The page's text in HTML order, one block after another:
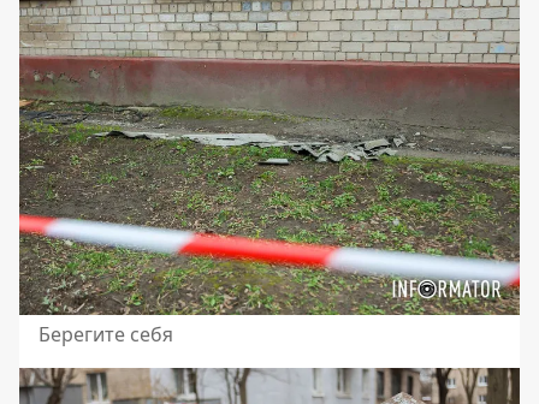
Берегите себя